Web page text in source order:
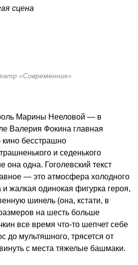
сцена
«Современник»
Марины Нееловой — в
Валерия Фокина главная
кино бесстрашно
и седенького
одна. Гоголевский текст
— это атмосфера холодного
жалкая одинокая фигурка героя,
шинель (она, кстати, в
на шесть больше
все время что-то шепчет себе
до мультяшного, трясется от
с места тяжелые башмаки.